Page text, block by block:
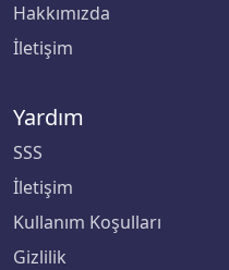
Hakkımızda
İletişim
Yardım
SSS
İletişim
Kullanım Koşulları
Gizlilik